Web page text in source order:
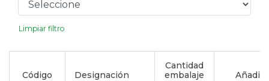
Limpiar filtro
Código Designación
Cantidad
embalaje
Añadir